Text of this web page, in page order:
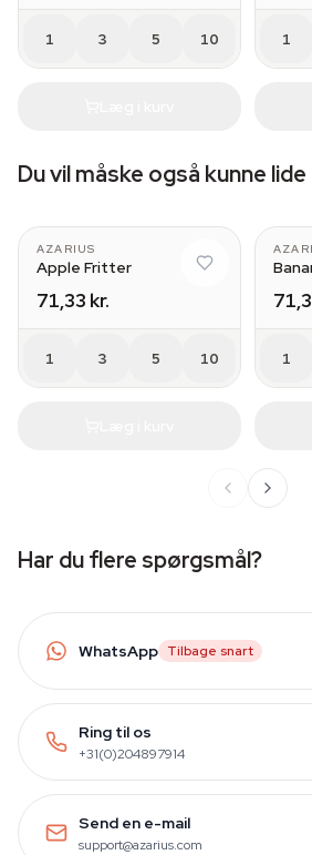
1 3 5 10 1
Du vil måske også kunne lide
AZARIUS
Apple Fritter
71,33 kr.
1 3 5 10 1
Har du flere spørgsmål?
WhatsApp Tilbage snart
Ring til os
+31(0)204897914
Send en e-mail
support@azarius.com